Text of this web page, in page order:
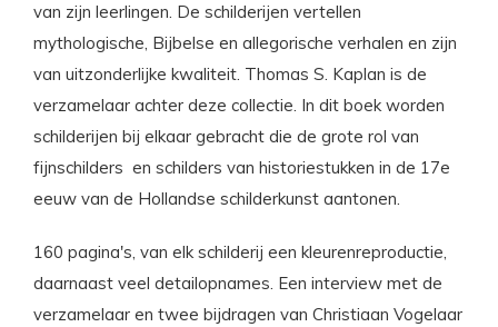
van zijn leerlingen. De schilderijen vertellen
mythologische, Bijbelse en allegorische verhalen en zijn
van uitzonderlijke kwaliteit. Thomas S. Kaplan is de
verzamelaar achter deze collectie. In dit boek worden
schilderijen bij elkaar gebracht die de grote rol van
fijnschilders en schilders van historiestukken in de 17e
eeuw van de Hollandse schilderkunst aantonen.
160 pagina's, van elk schilderij een kleurenreproductie,
daarnaast veel detailopnames. Een interview met de
verzamelaar en twee bijdragen van Christiaan Vogelaar